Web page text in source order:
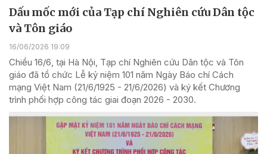
Dấu mốc mới của Tạp chí Nghiên cứu Dân tộc
và Tôn giáo
16/06/2026 19:09
Chiều 16/6, tại Hà Nội, Tạp chí Nghiên cứu Dân tộc và Tôn
giáo đã tổ chức Lễ kỷ niệm 101 năm Ngày Báo chí Cách
mạng Việt Nam (21/6/1925 - 21/6/2026) và ký kết Chương
trình phối hợp công tác giai đoạn 2026 - 2030.